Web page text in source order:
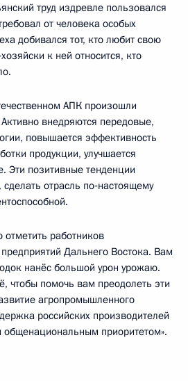
труд издревле пользовался
от человека особых
добивался тот, кто любит свою
к ней относится, кто
АПК произошли
внедряются передовые,
повышается эффективность
продукции, улучшается
Эти позитивные тенденции
отрасль по‑настоящему
работников
Дальнего Востока. Вам
нанёс большой урон урожаю.
чтобы помочь вам преодолеть эти
агропромышленного
российских производителей
общенациональным приоритетом».